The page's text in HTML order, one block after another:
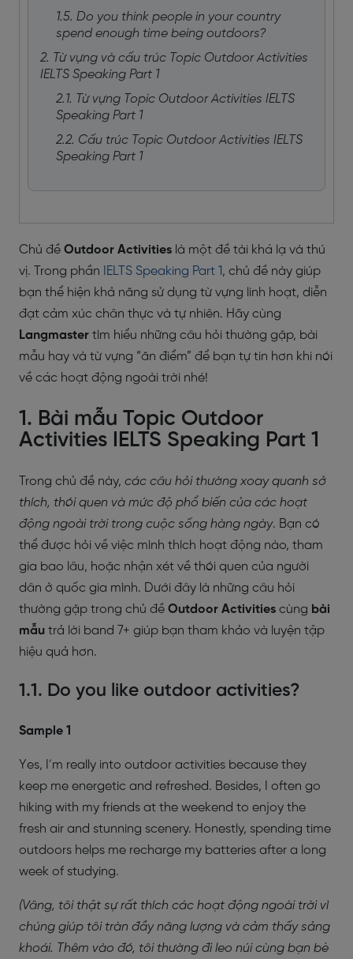
1.5. Do you think people in your country
spend enough time being outdoors?
2. Từ vựng và cấu trúc Topic Outdoor Activities
IELTS Speaking Part 1
2.1. Từ vựng Topic Outdoor Activities IELTS
Speaking Part 1
2.2. Cấu trúc Topic Outdoor Activities IELTS
Speaking Part 1
Chủ đề Outdoor Activities là một đề tài khá lạ và thú
vị. Trong phần
IELTS Speaking Part 1, chủ đề này giúp
bạn thể hiện khả năng sử dụng từ vựng linh hoạt, diễn
đạt cảm xúc chân thực và tự nhiên. Hãy cùng
Langmaster tìm hiểu những câu hỏi thường gặp, bài
mẫu hay và từ vựng “ăn điểm” để bạn tự tin hơn khi nói
về các hoạt động ngoài trời nhé!
1. Bài mẫu Topic Outdoor
Activities IELTS Speaking Part 1
Trong chủ đề này, các câu hỏi thường xoay quanh sở
thích, thói quen và mức độ phổ biến của các hoạt
động ngoài trời trong cuộc sống hàng ngày. Bạn có
thể được hỏi về việc mình thích hoạt động nào, tham
gia bao lâu, hoặc nhận xét về thói quen của người
dân ở quốc gia mình. Dưới đây là những câu hỏi
thường gặp trong chủ đề Outdoor Activities cùng bài
mẫu trả lời band 7+ giúp bạn tham khảo và luyện tập
hiệu quả hơn.
1.1. Do you like outdoor activities?
Sample 1
Yes, I’m really into outdoor activities because they
keep me energetic and refreshed. Besides, I often go
hiking with my friends at the weekend to enjoy the
fresh air and stunning scenery. Honestly, spending time
outdoors helps me recharge my batteries after a long
week of studying.
(Vâng, tôi thật sự rất thích các hoạt động ngoài trời vì
chúng giúp tôi tràn đầy năng lượng và cảm thấy sảng
khoái. Thêm vào đó, tôi thường đi leo núi cùng bạn bè